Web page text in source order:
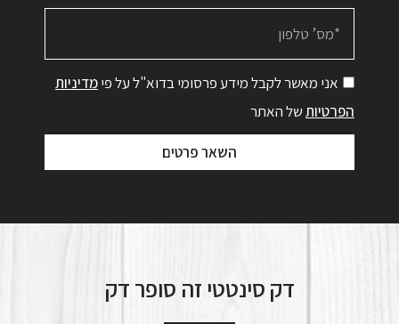
אני מאשר לקבל מידע פרסומי בדוא"ל על פימדיניות
הפרטיותשל האתר
השאר פרטים
דק סינטטי זה סופר דק